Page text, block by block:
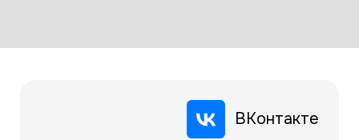
ВКонтакте